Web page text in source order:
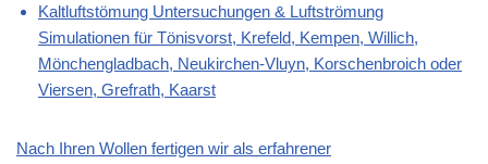
Kaltluftstömung Untersuchungen & Luftströmung
Simulationen für Tönisvorst, Krefeld, Kempen, Willich,
Mönchengladbach, Neukirchen-Vluyn, Korschenbroich oder
Viersen, Grefrath, Kaarst
Nach Ihren Wollen fertigen wir als erfahrener